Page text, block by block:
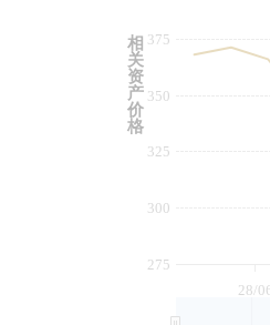
28/
275
300
325
350
375
相
关
资
产
价
格